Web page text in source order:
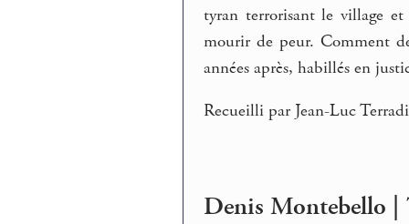
tyran terrorisant le village
mourir de peur. Comment
années après, habillés en
Recueilli par Jean-Luc
Denis Montebello |